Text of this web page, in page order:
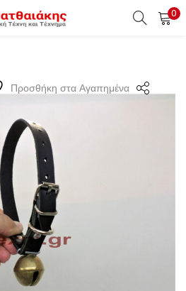
0
Προσθήκη στα Αγαπημένα
Πελατών